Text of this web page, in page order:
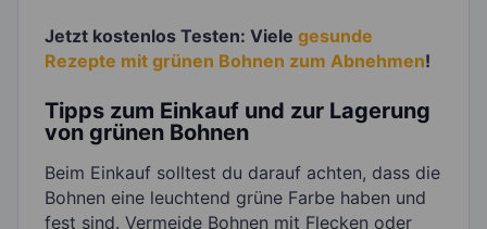
Jetzt kostenlos Testen: Viele gesunde
Rezepte mit grünen Bohnen zum Abnehmen!
Tipps zum Einkauf und zur Lagerung
von grünen Bohnen
Beim Einkauf solltest du darauf achten, dass die
Bohnen eine leuchtend grüne Farbe haben und
fest sind. Vermeide Bohnen mit Flecken oder